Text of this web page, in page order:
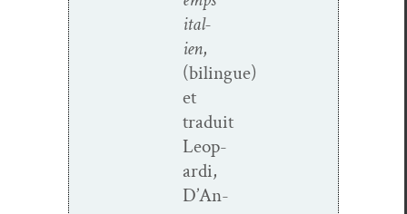
ital­
ien,
(bilingue)
et
traduit
Leop­
ar­di,
D’An­